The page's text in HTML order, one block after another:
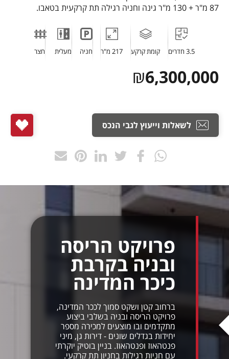
87 מ"ר + 130 מ"ר גינה וחניה רגילה תת קרקעית בטאבו.
3.5 חדרים קומת קרקע 217 מ"ר חניה מעלית חצר
6,300,000
₪
לשאלות וייעוץ לגבי הנכס
פרויקט הריסה
ובניה בקרבת
כיכר המדינה
ברחוב קטן ושקט סמוך לככר המדינה,
פרויקט הריסה ובניה בשלבי ביצוע
מתקדמים ובו מוצעים למכירה מספר
יחידות בגדלים שונים - דירות גן, מיני
פנטהאוז ופנטהאוז. בניין בוטיק יוקרתי
עם חניות רגילות בחניון תת קרקעי.